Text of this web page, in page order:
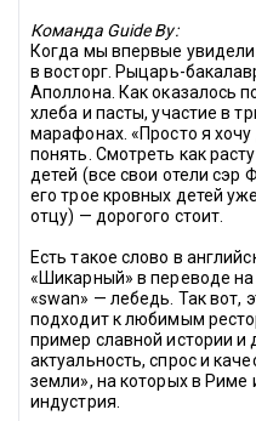
Команда Guide By:
Когда мы впервые
в восторг. Рыцарь-
Аполлона. Как оказалось
хлеба и пасты, участие в
марафонах. «Просто я
понять. Смотреть как
детей (все свои отели сэр
его трое кровных детей
отцу) — дорогого стоит.
Есть такое слово в
«Шикарный» в переводе на
«swan» — лебедь. Так вот,
подходит к любимым
пример славной истории и
актуальность, спрос и
земли», на которых в
индустрия.